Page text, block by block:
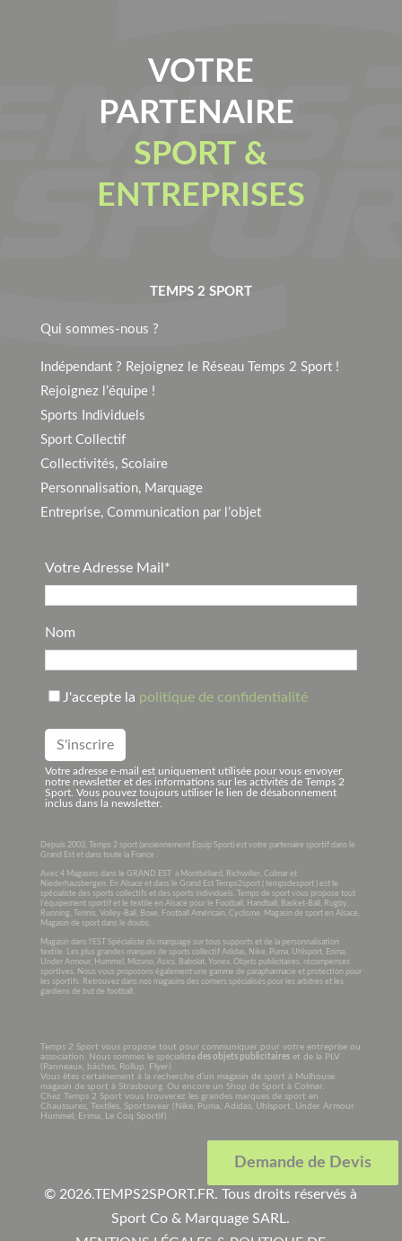
VOTRE
PARTENAIRE
SPORT &
ENTREPRISES
TEMPS 2 SPORT
Qui sommes-nous ?
Indépendant ? Rejoignez le Réseau Temps 2 Sport !
Rejoignez l’équipe !
Sports Individuels
Sport Collectif
Collectivités, Scolaire
Personnalisation, Marquage
Entreprise, Communication par l’objet
Votre Adresse Mail*
Nom
J'accepte la politique de confidentialité
Votre adresse e-mail est uniquement utilisée pour vous envoyer
notre newsletter et des informations sur les activités de Temps 2
Sport. Vous pouvez toujours utiliser le lien de désabonnement
inclus dans la newsletter.
Depuis 2003, Temps 2 sport (anciennement Equip’Sport) est votre partenaire sportif dans le
Grand Est et dans toute la France .
Avec 4 Magasins dans le GRAND EST à Montbéliard, Richwiller, Colmar et
Niederhausbergen. En Alsace et dans le Grand Est Temps2sport ( tempsdesport ) est le
spécialiste des sports collectifs et des sports individuels. Temps de sport vous propose tout
l’équipement sportif et le textile en Alsace pour le Football, Handball, Basket-Ball, Rugby,
Running, Tennis, Volley-Ball, Boxe, Football Américain, Cyclisme. Magasin de sport en Alsace,
Magasin de sport dans le doubs.
Magasin dans l’EST Spécialiste du marquage sur tous supports et de la personnalisation
textile. Les plus grandes marques de sports collectif Adidas, Nike, Puma, Uhlsport, Erima,
Under Armour, Hummel, Mizuno, Asics, Babolat, Yonex. Objets publicitaires, récompenses
sportives. Nous vous proposons également une gamme de parapharmacie et protection pour
les sportifs. Retrouvez dans nos magasins des corners spécialisés pour les arbitres et les
gardiens de but de football.
Temps 2 Sport vous propose tout pour communiquer pour votre entreprise ou
association. Nous sommes le spécialistedes objets publicitaireset de la PLV
(Panneaux, bâches, Rollup, Flyer)
Vous êtes certainement à la recherche d’un magasin de sport à Mulhouse.
magasin de sport à Strasbourg. Ou encore un Shop de Sport à Colmar.
Chez Temps 2 Sport vous trouverez les grandes marques de sport en
Chaussures, Textiles, Sportswear (Nike, Puma, Adidas, Uhlsport, Under Armour
Hummel, Erima, Le Coq Sportif).
Demande de Devis
© 2026.TEMPS2SPORT.FR. Tous droits réservés à
Sport Co & Marquage SARL.